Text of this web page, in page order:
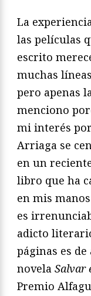
La
las películas
escrito
muchas
pero apenas
menciono
mi interés por
Arriaga se
en un
libro que ha
en mis
es
adicto
páginas es
novela Salvar
Premio